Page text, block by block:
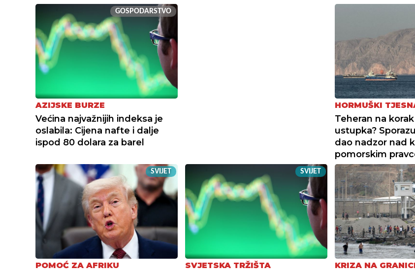
GOSPODARSTVO
AZIJSKE BURZE
Većina najvažnijih indeksa je
oslabila: Cijena nafte i dalje
ispod 80 dolara za barel
HORMUŠKI
Teheran na
ustupka?
dao nadzor nad
pomorskim
SVIJET
POMOĆ ZA AFRIKU
SVIJET
SVJETSKA TRŽIŠTA KRIZA NA